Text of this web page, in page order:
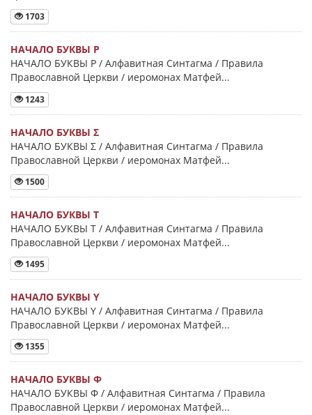
1703
НАЧАЛО БУКВЫ Ρ
НАЧАЛО БУКВЫ Ρ / Алфавитная Синтагма / Правила
Православной Церкви / иеромонах Матфей...
1243
НАЧАЛО БУКВЫ Σ
НАЧАЛО БУКВЫ Σ / Алфавитная Синтагма / Правила
Православной Церкви / иеромонах Матфей...
1500
НАЧАЛО БУКВЫ Τ
НАЧАЛО БУКВЫ Τ / Алфавитная Синтагма / Правила
Православной Церкви / иеромонах Матфей...
1495
НАЧАЛО БУКВЫ Y
НАЧАЛО БУКВЫ Y / Алфавитная Синтагма / Правила
Православной Церкви / иеромонах Матфей...
1355
НАЧАЛО БУКВЫ Φ
НАЧАЛО БУКВЫ Φ / Алфавитная Синтагма / Правила
Православной Церкви / иеромонах Матфей...